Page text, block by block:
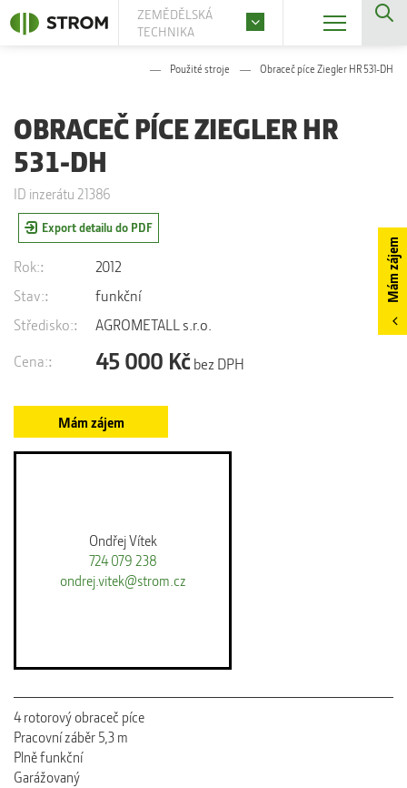
ZEMĚDĚLSKÁ
TECHNIKA
Použité stroje Obraceč píce Ziegler HR 531-DH
Mám zájem
OBRACEČ PÍCE ZIEGLER HR
531-DH
ID inzerátu 21386
Export detailu do PDF
Rok:
2012
Stav:
funkční
Středisko:
AGROMETALL s.r.o.
Cena:
45 000 Kčbez DPH
Mám zájem
Ondřej Vítek
724 079 238
ondrej.vitek@strom.cz
4 rotorový obraceč píce
Pracovní záběr 5,3 m
Plně funkční
Garážovaný